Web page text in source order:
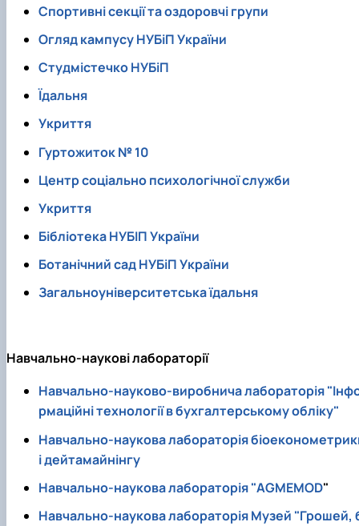
Спортивні секції та оздоровчі групи
Огляд кампусу НУБіП України
Студмістечко НУБіП
Їдальня
Укриття
Гуртожиток № 10
Центр соціально психологічної служби
Укриття
Бібліотека НУБІП України
Ботанічний сад НУБіП України
Загальноуніверситетська їдальня
Навчально-наукові лабораторії
Навчально-науково-виробнича лабораторія
рмаційні технології в бухгалтерському обліку"
Навчально-наукова лабораторія
і дейтамайнінгу
Навчально-наукова лабораторія "AGMEMOD"
Навчально-наукова лабораторія Музей "Грошей,